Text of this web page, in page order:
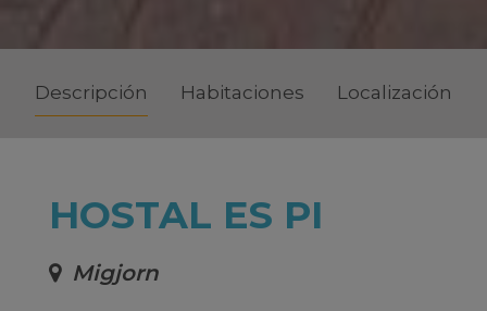
Descripción Habitaciones Localización
HOSTAL ES PI
Migjorn